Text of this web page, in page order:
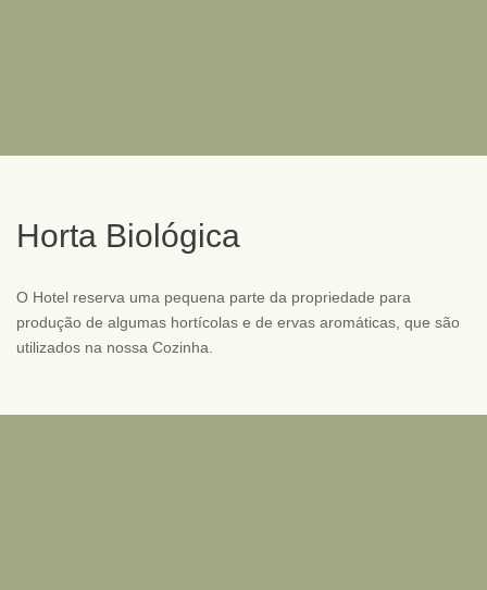
Horta Biológica
O Hotel reserva uma pequena parte da propriedade para
produção de algumas hortícolas e de ervas aromáticas, que são
utilizados na nossa Cozinha.